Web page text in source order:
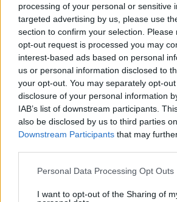
processing of your personal or sensitive
targeted advertising by us, please use
section to confirm your selection.
opt-out request is processed you may
interest-based ads based on personal
us or personal information disclosed to
your opt-out. You may separately opt-
disclosure of your personal information
IAB’s list of downstream participants.
also be disclosed by us to third parties
Downstream Participants that may
Please note that this website/app uses
not limited to your visit or usage
Personal Data Processing Opt Outs
I want to opt-out of the Sharing of